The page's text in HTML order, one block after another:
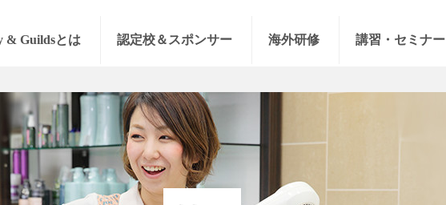
& Guildsとは 認定校＆スポンサー 海外研修 講習・セミナー